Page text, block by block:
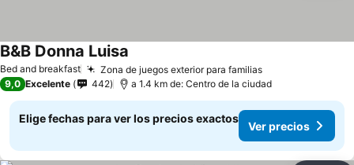
Bed and breakfast Zona de juegos exterior para familiasVer precios
B&B Donna Luisa
9,0 Excelente 442 a 1.4 km de: Centro de la ciudad
Elige fechas para ver los precios exactos
Ver precios